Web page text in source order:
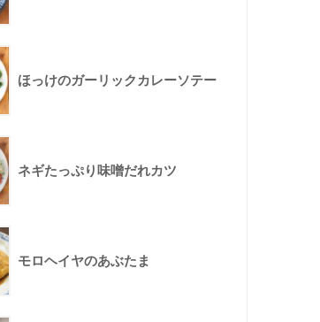
ほっけのガーリックカレーソテー
ネギたっぷり味噌だれカツ
モロヘイヤのあぶたま